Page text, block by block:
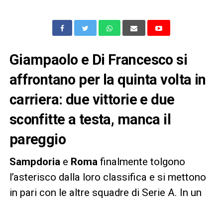
Giampaolo e Di Francesco si
affrontano per la quinta volta in
carriera: due vittorie e due
sconfitte a testa, manca il
pareggio
Sampdoria e Roma finalmente tolgono
l’asterisco dalla loro classifica e si mettono
in pari con le altre squadre di Serie A. In un